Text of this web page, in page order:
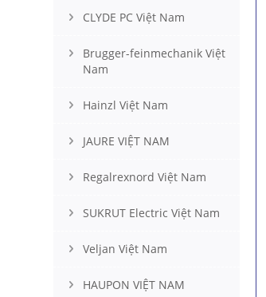
CLYDE PC Việt Nam
Brugger-feinmechanik Việt
Nam
Hainzl Việt Nam
JAURE VIỆT NAM
Regalrexnord Việt Nam
SUKRUT Electric Việt Nam
Veljan Việt Nam
HAUPON VIỆT NAM